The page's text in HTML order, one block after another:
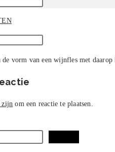
zoekpaneel
Escape
zoekpaneel
sluiten.
zijn om een reactie te plaatsen.